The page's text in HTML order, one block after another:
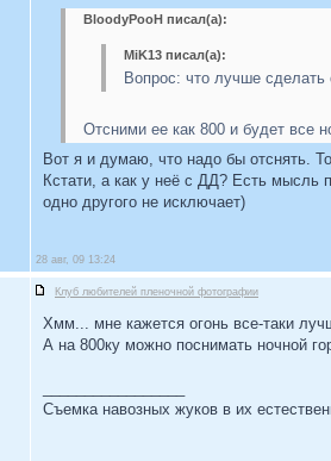
BloodyPooH писал(а):
MiK13 писал(а):
Вопрос: что лучше сделать
Отсними ее как 800 и будет все
Вот я и думаю, что надо бы отснять.
Кстати, а как у неё с ДД? Есть мысль
одно другого не исключает)
28 авг, 09 13:24
Клуб любителей пленочной фотографии
Хмм... мне кажется огонь все-таки
А на 800ку можно поснимать ночной
Съемка навозных жуков в их